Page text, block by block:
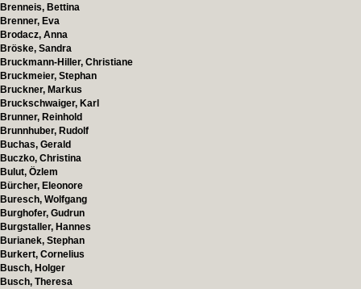
Brenneis, Bettina
Brenner, Eva
Brodacz, Anna
Bröske, Sandra
Bruckmann-Hiller, Christiane
Bruckmeier, Stephan
Bruckner, Markus
Bruckschwaiger, Karl
Brunner, Reinhold
Brunnhuber, Rudolf
Buchas, Gerald
Buczko, Christina
Bulut, Özlem
Bürcher, Eleonore
Buresch, Wolfgang
Burghofer, Gudrun
Burgstaller, Hannes
Burianek, Stephan
Burkert, Cornelius
Busch, Holger
Busch, Theresa